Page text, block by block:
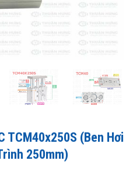
TCM40x250S (Ben Hơi
250mm)